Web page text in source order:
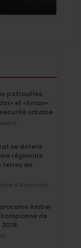
patrouilles
et «Aman»
urbaine
se dotera
régionale
terres de
& Economie
Amber
de